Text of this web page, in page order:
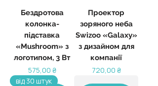
Бездротова
колонка-
підставка
«Mushroom» з
логотипом, 3 Вт
Ціна
575,00 ₴
Проектор
зоряного неба
Swizoo «Galaxy»
з дизайном для
компанії
Ціна
720,00 ₴
від 30 штук